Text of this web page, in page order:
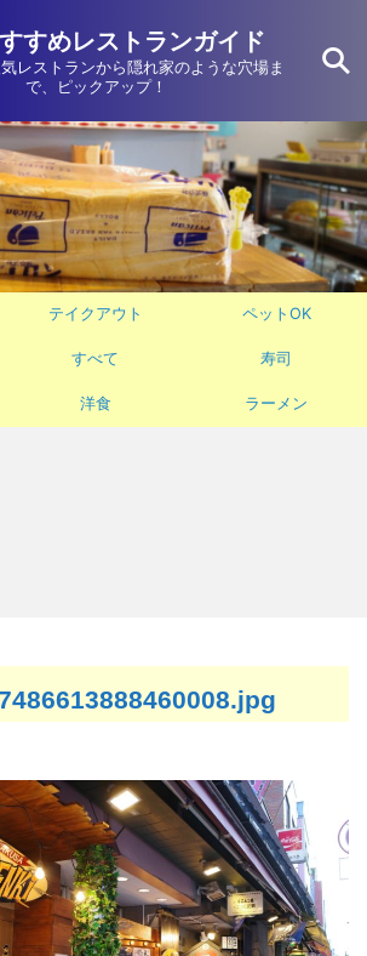
すめレストランガイド
レストランから隠れ家のような穴場ま
で、ピックアップ！
テイクアウト ペットOK
すべて 寿司
洋食 ラーメン